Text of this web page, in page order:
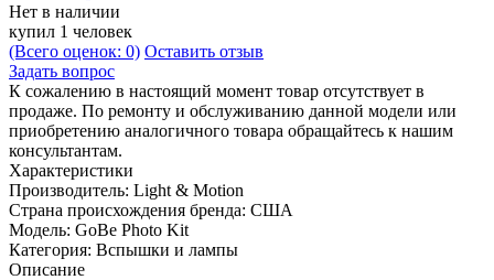
Нет в наличии
купил 1 человек
(Всего оценок: 0) Оставить отзыв
Задать вопрос
К сожалению в настоящий момент товар отсутствует в
продаже. По ремонту и обслуживанию данной модели или
приобретению аналогичного товара обращайтесь к нашим
консультантам.
Характеристики
Производитель: Light & Motion
Страна происхождения бренда: США
Модель: GoBe Photo Kit
Категория: Вспышки и лампы
Описание